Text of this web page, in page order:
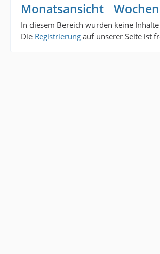
Monatsansicht
In diesem Bereich wurden keine
Die Registrierung auf unserer Seite ist